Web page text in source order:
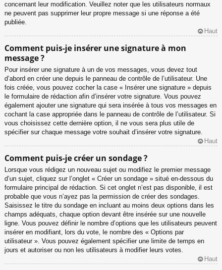
concernant leur modification. Veuillez noter que les utilisateurs normaux
ne peuvent pas supprimer leur propre message si une réponse a été
publiée.
Haut
Comment puis-je insérer une signature à mon
message ?
Pour insérer une signature à un de vos messages, vous devez tout
d’abord en créer une depuis le panneau de contrôle de l’utilisateur. Une
fois créée, vous pouvez cocher la case « Insérer une signature » depuis
le formulaire de rédaction afin d’insérer votre signature. Vous pouvez
également ajouter une signature qui sera insérée à tous vos messages en
cochant la case appropriée dans le panneau de contrôle de l’utilisateur. Si
vous choisissez cette dernière option, il ne vous sera plus utile de
spécifier sur chaque message votre souhait d’insérer votre signature.
Haut
Comment puis-je créer un sondage ?
Lorsque vous rédigez un nouveau sujet ou modifiez le premier message
d’un sujet, cliquez sur l’onglet « Créer un sondage » situé en-dessous du
formulaire principal de rédaction. Si cet onglet n’est pas disponible, il est
probable que vous n’ayez pas la permission de créer des sondages.
Saisissez le titre du sondage en incluant au moins deux options dans les
champs adéquats, chaque option devant être insérée sur une nouvelle
ligne. Vous pouvez définir le nombre d’options que les utilisateurs peuvent
insérer en modifiant, lors du vote, le nombre des « Options par
utilisateur ». Vous pouvez également spécifier une limite de temps en
jours et autoriser ou non les utilisateurs à modifier leurs votes.
Haut